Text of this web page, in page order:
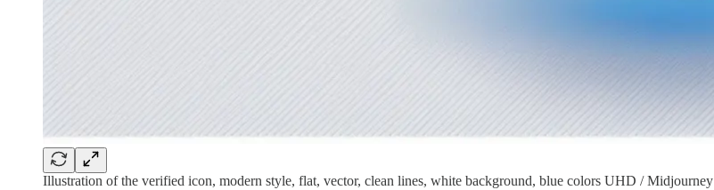
Illustration of the verified icon, modern style, flat, vector, clean lines, white background, blue colors UHD / Midjourney